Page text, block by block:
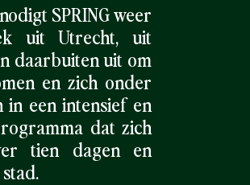
SPRING weer
uit Utrecht, uit
daarbuiten uit om
en zich onder
in een intensief en
dat zich
tien dagen en